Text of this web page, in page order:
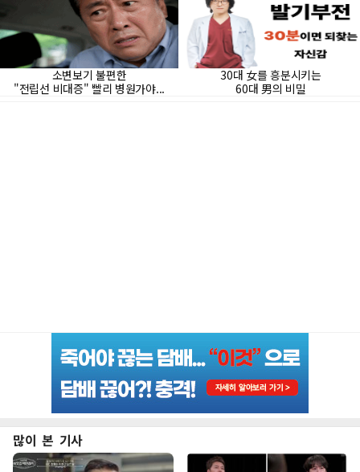
많이 본 기사